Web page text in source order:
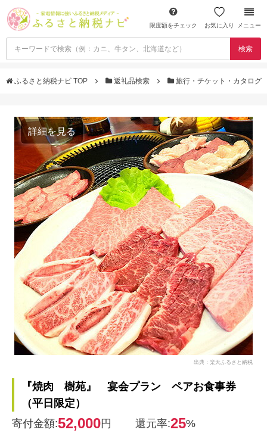
限度額をチェック お気に入り メニュー
検索
ふるさと納税ナビ TOP 返礼品検索 旅行・チケット・カタログ
詳細を見る
出典：楽天ふるさと納税
『焼肉 樹苑』 宴会プラン ペアお食事券
（平日限定）
寄付金額:52,000円 還元率:25%